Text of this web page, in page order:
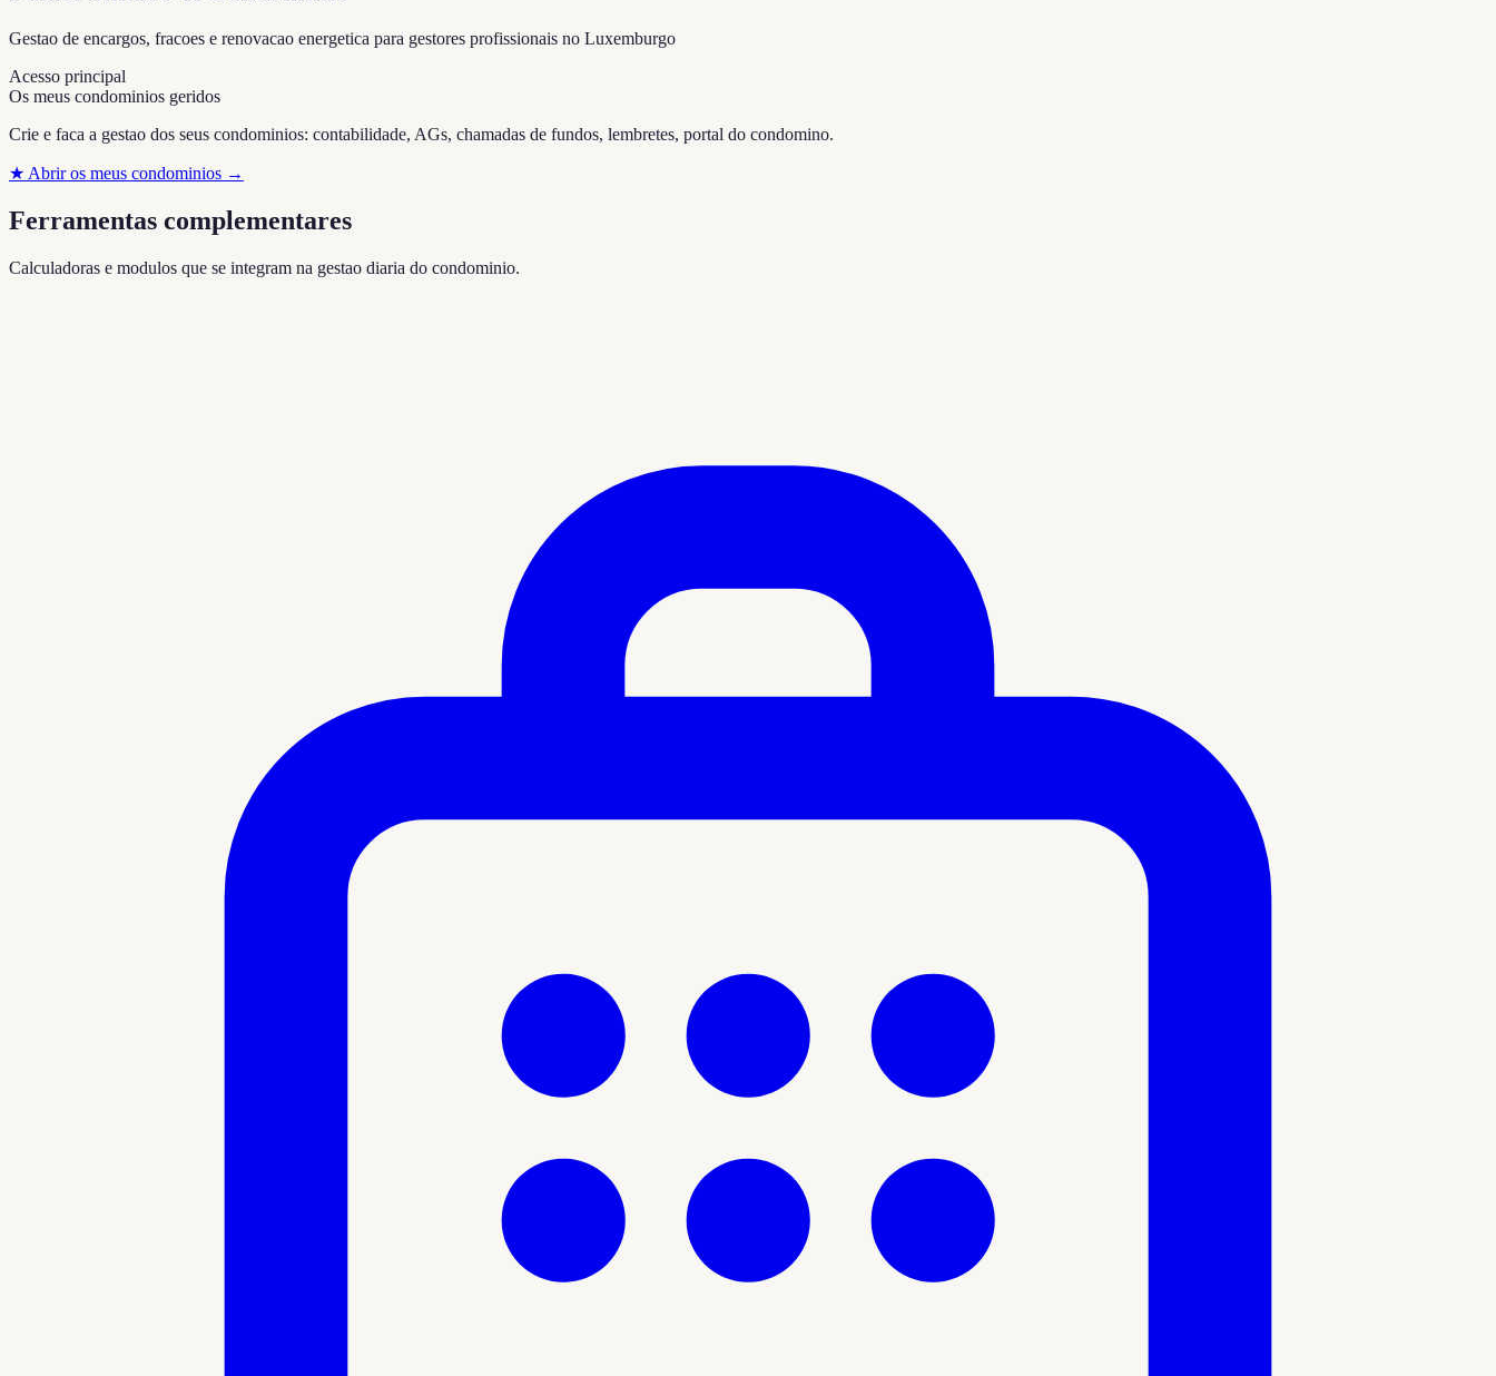
Gestao de encargos, fracoes e renovacao energetica para gestores profissionais no Luxemburgo
Acesso principal
Os meus condominios geridos
Crie e faca a gestao dos seus condominios: contabilidade, AGs, chamadas de fundos, lembretes, portal do condomino.
★ Abrir os meus condominios →
Ferramentas complementares
Calculadoras e modulos que se integram na gestao diaria do condominio.